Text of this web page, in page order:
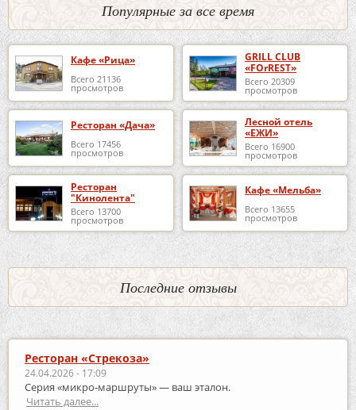
Популярные за все время
Кафе «Рица»
Всего 21136
просмотров
GRILL CLUB
«FOrREST»
Всего 20309
просмотров
Ресторан «Дача»
Всего 17456
просмотров
Лесной отель
«ЕЖИ»
Всего 16900
просмотров
Ресторан
"Кинолента"
Всего 13700
просмотров
Кафе «Мельба»
Всего 13655
просмотров
Последние отзывы
Ресторан «Стрекоза»
24.04.2026 - 17:09
Серия «микро‑маршруты» — ваш эталон.
Читать далее...